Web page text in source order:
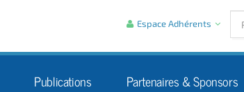
Publications Partenaires & Sponsors
Espace Adhérents